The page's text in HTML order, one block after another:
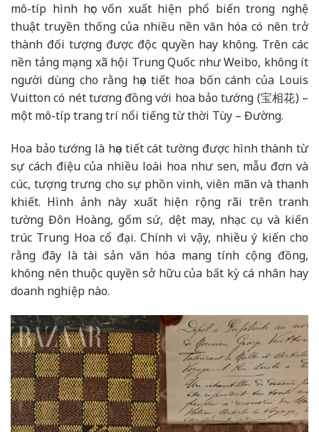
mô-típ hình học vốn xuất hiện phổ biến trong nghệ
thuật truyền thống của nhiều nền văn hóa có nên trở
thành đối tượng được độc quyền hay không. Trên các
nền tảng mạng xã hội Trung Quốc như Weibo, không ít
người dùng cho rằng họa tiết hoa bốn cánh của Louis
Vuitton có nét tương đồng với hoa bảo tướng (宝相花) –
một mô-típ trang trí nổi tiếng từ thời Tùy – Đường.
Hoa bảo tướng là họa tiết cát tường được hình thành từ
sự cách điệu của nhiều loài hoa như sen, mẫu đơn và
cúc, tượng trưng cho sự phồn vinh, viên mãn và thanh
khiết. Hình ảnh này xuất hiện rộng rãi trên tranh
tường Đôn Hoàng, gốm sứ, dệt may, nhạc cụ và kiến
trúc Trung Hoa cổ đại. Chính vì vậy, nhiều ý kiến cho
rằng đây là tài sản văn hóa mang tính cộng đồng,
không nên thuộc quyền sở hữu của bất kỳ cá nhân hay
doanh nghiệp nào.